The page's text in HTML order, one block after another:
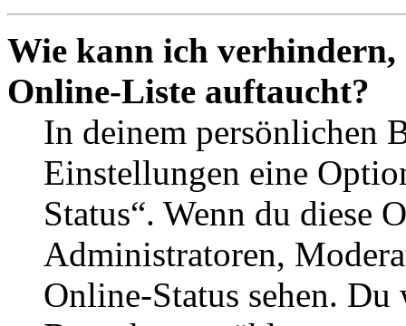
Wie kann ich verhindern,
Online-Liste auftaucht?
In deinem persönlichen
Einstellungen eine
Status“. Wenn du diese
Administratoren,
Online-Status sehen.